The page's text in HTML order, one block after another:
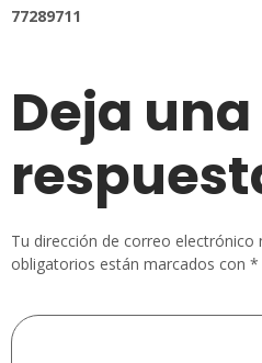
77289711
Deja una
Tu dirección de correo electrónico
obligatorios están marcados con *